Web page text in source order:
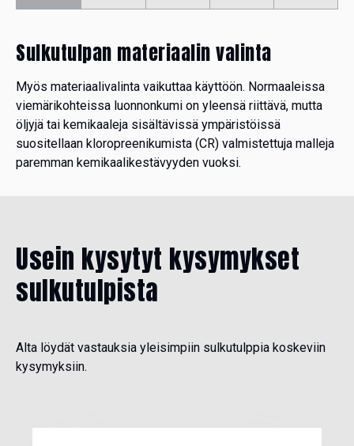
Sulkutulpan materiaalin valinta
Myös materiaalivalinta vaikuttaa käyttöön. Normaaleissa
viemärikohteissa luonnonkumi on yleensä riittävä, mutta
öljyjä tai kemikaaleja sisältävissä ympäristöissä
suositellaan kloropreenikumista (CR) valmistettuja malleja
paremman kemikaalikestävyyden vuoksi.
Usein kysytyt kysymykset
sulkutulpista
Alta löydät vastauksia yleisimpiin sulkutulppia koskeviin
kysymyksiin.